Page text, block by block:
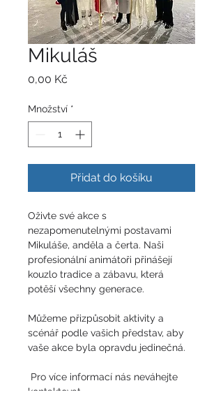
Mikuláš
0,00 Kč
Množství *
Přidat do košíku
Oživte své akce s
nezapomenutelnými postavami
Mikuláše, anděla a čerta. Naši
profesionální animátoři přinášejí
kouzlo tradice a zábavu, která
potěší všechny generace.
Můžeme přizpůsobit aktivity a
scénář podle vašich představ, aby
vaše akce byla opravdu jedinečná.
Pro více informací nás neváhejte
kontaktovat.